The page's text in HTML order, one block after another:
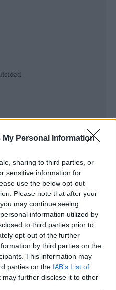
My Personal Information
sharing to third parties, or
sensitive information for
use the below opt-out
Please note that after your
may continue seeing
information utilized by
to third parties prior to
opt-out of the further
by third parties on the
This information may
parties on the IAB’s List of
may further disclose it to other
solicitar algunos
realizar una reforma de
comunidades de
obras menores hasta
son exigidas por las